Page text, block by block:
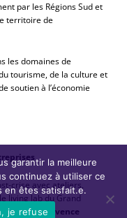
par les Régions Sud et
territoire de
les domaines de
tourisme, de la culture et
soutien à l’économie
crise avec ateliers,
living lab du Grand
Grande Provence
garantir la meilleure
continuez à utiliser ce
en êtes satisfait.e.
je refuse